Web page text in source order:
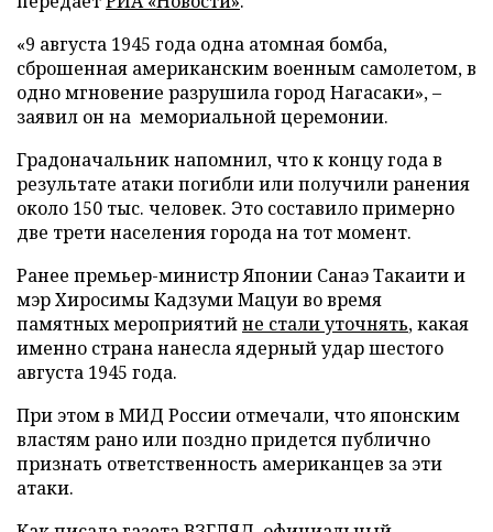
«9 августа 1945 года одна атомная бомба,
сброшенная американским военным самолетом, в
одно мгновение разрушила город Нагасаки», –
заявил он на мемориальной церемонии.
Градоначальник напомнил, что к концу года в
результате атаки погибли или получили ранения
около 150 тыс. человек. Это составило примерно
две трети населения города на тот момент.
Ранее премьер-министр Японии Санаэ Такаити и
мэр Хиросимы Кадзуми Мацуи во время
памятных мероприятийне стали уточнять, какая
именно страна нанесла ядерный удар шестого
августа 1945 года.
При этом в МИД России отмечали, что японским
властям рано или поздно придется публично
признать ответственность американцев за эти
атаки.